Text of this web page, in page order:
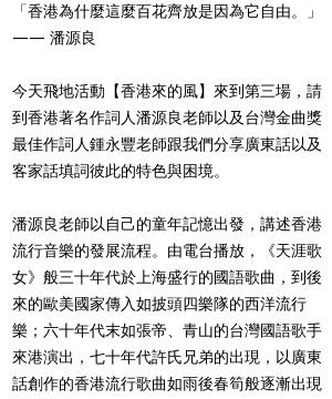
「香港為什麼這麼百花齊放是因為它自由。」
—— 潘源良
今天飛地活動【香港來的風】來到第三場，請
到香港著名作詞人潘源良老師以及台灣金曲獎
最佳作詞人鍾永豐老師跟我們分享廣東話以及
客家話填詞彼此的特色與困境。
潘源良老師以自己的童年記憶出發，講述香港
流行音樂的發展流程。由電台播放，《天涯歌
女》般三十年代於上海盛行的國語歌曲，到後
來的歐美國家傳入如披頭四樂隊的西洋流行
樂；六十年代末如張帝、青山的台灣國語歌手
來港演出，七十年代許氏兄弟的出現，以廣東
話創作的香港流行歌曲如雨後春筍般逐漸出現